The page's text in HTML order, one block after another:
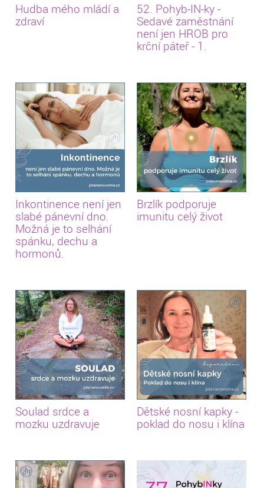
Hudba mého mládí a
zdraví
52. Pohyb-IN-ky -
Sedavé zaměstnání
není jen HROB pro
krční páteř - 1.
Inkontinence není jen
slabé pánevní dno.
Možná je to selhání
spánku, dechu a
hormonů.
Brzlík podporuje
imunitu celý život
Soulad srdce a
mozku uzdravuje
Dětské nosní kapky -
poklad do nosu i klína